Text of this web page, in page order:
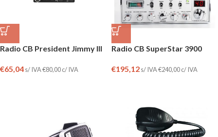
Radio CB President Jimmy III
€65,04s/ IVA€80,00c/ IVA
Radio CB SuperStar 3900
€195,12s/ IVA€240,00c/ IVA